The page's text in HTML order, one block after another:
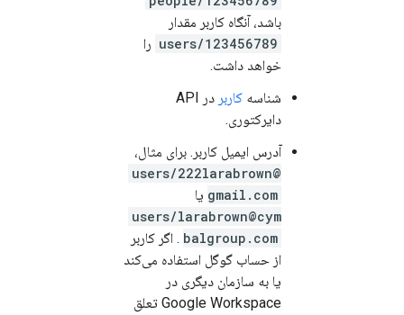
باشد، آنگاه کاربر مقدار
users/123456789 را
خواهد داشت.
شناسه کاربر
در API
دایرکتوری.
آدرس ایمیل کاربر. برای مثال،
users/222larabrown@
gmail.com یا
users/larabrown@cym
balgroup.com . اگر کاربر
از حساب گوگل استفاده می‌کند
یا به سازمان دیگری در
Google Workspace تعلق